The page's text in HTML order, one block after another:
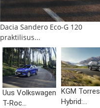
Dacia Sandero Eco-G 120
praktilisus...
Uus Volkswagen
T-Roc...
KGM Torres
Hybrid:...